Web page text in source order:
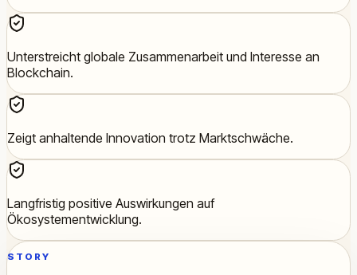
Unterstreicht globale Zusammenarbeit und Interesse an
Blockchain.
Zeigt anhaltende Innovation trotz Marktschwäche.
Langfristig positive Auswirkungen auf
Ökosystementwicklung.
STORY